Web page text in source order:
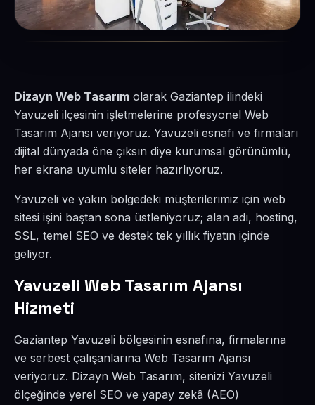
Dizayn Web Tasarım olarak Gaziantep ilindeki
Yavuzeli ilçesinin işletmelerine profesyonel Web
Tasarım Ajansı veriyoruz. Yavuzeli esnafı ve firmaları
dijital dünyada öne çıksın diye kurumsal görünümlü,
her ekrana uyumlu siteler hazırlıyoruz.
Yavuzeli ve yakın bölgedeki müşterilerimiz için web
sitesi işini baştan sona üstleniyoruz; alan adı, hosting,
SSL, temel SEO ve destek tek yıllık fiyatın içinde
geliyor.
Yavuzeli Web Tasarım Ajansı
Hizmeti
Gaziantep Yavuzeli bölgesinin esnafına, firmalarına
ve serbest çalışanlarına Web Tasarım Ajansı
veriyoruz. Dizayn Web Tasarım, sitenizi Yavuzeli
ölçeğinde yerel SEO ve yapay zekâ (AEO)